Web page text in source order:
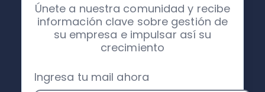
Únete a nuestra comunidad y recibe
información clave sobre gestión de
su empresa e impulsar así su
crecimiento
Ingresa tu mail ahora